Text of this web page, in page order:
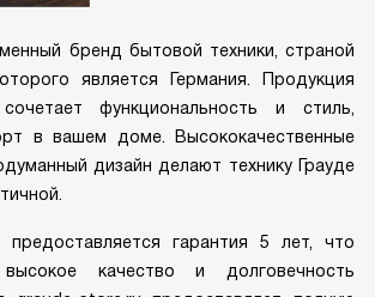
бренд бытовой техники, страной
является Германия. Продукция
функциональность и стиль,
в вашем доме. Высококачественные
дизайн делают технику Грауде
гарантия 5 лет, что
качество и долговечность